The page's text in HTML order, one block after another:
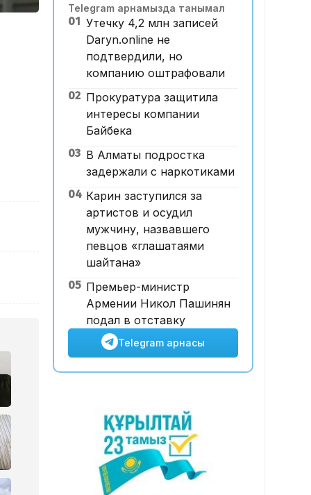
мәнін түсіндірді
16:26, 06 Тамыз 2026
«Уахабист емеспін»: Бекболат
Тілеухан діни ұстанымына
қатысты жауап берді
14:52, 06 Тамыз 2026
Қазақстанда 2 млн теңге
жалақы қай саланың
мамандарына ұсынылады?
14:05, 06 Тамыз 2026
Астанада жолаушы мінген
ұшқышсыз әуе таксиі алғаш
рет көкке көтерілді
Telegram арнамызда танымал
01 Утечку 4,2 млн записей
Daryn.online не
подтвердили, но
компанию оштрафовали
02 Прокуратура защитила
интересы компании
Байбека
03 В Алматы подростка
задержали с наркотиками
04 Карин заступился за
артистов и осудил
мужчину, назвавшего
певцов «глашатаями
шайтана»
05 Премьер-министр
Армении Никол Пашинян
подал в отставку
Telegram арнасы